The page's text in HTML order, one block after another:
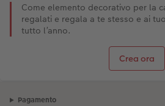
Come elemento decorativo per la
regalati e regala a te stesso e ai
tutto l’anno.
Crea ora
Pagamento